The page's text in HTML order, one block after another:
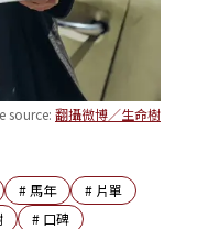
source: 翻攝微博／生命樹
# 馬年 # 片單
# 口碑